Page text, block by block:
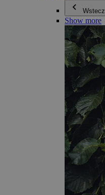
Wstecz
Show more